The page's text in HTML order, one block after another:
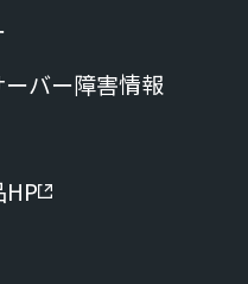
バー障害情報